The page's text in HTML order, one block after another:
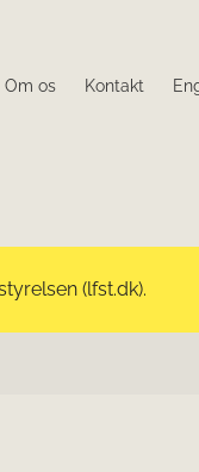
Om os Kontakt
(lfst.dk).